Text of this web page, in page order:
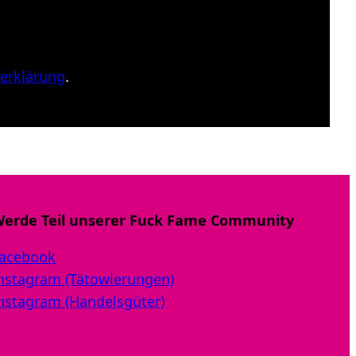
.
Teil unserer Fuck Fame Community
(Tätowierungen)
(Handelsgüter)